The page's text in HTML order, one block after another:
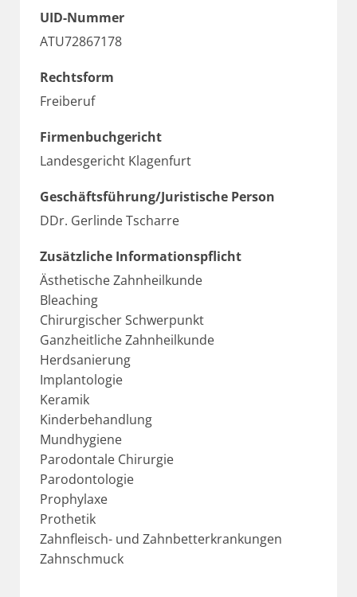
UID-Nummer
ATU72867178
Rechtsform
Freiberuf
Firmenbuchgericht
Landesgericht Klagenfurt
Geschäftsführung/Juristische Person
DDr. Gerlinde Tscharre
Zusätzliche Informationspflicht
Ästhetische Zahnheilkunde
Bleaching
Chirurgischer Schwerpunkt
Ganzheitliche Zahnheilkunde
Herdsanierung
Implantologie
Keramik
Kinderbehandlung
Mundhygiene
Parodontale Chirurgie
Parodontologie
Prophylaxe
Prothetik
Zahnfleisch- und Zahnbetterkrankungen
Zahnschmuck